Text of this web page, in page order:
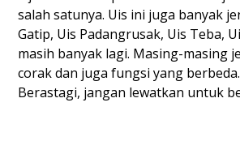
salah satunya. Uis ini juga banyak
Gatip, Uis Padangrusak, Uis Teba,
masih banyak lagi. Masing-masing
corak dan juga fungsi yang
Berastagi, jangan lewatkan untuk